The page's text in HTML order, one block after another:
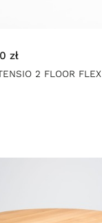
zł
2 FLOOR FLEX